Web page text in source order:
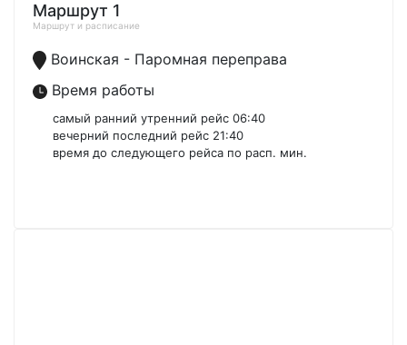
Маршрут 1
Маршрут и расписание
Воинская - Паромная переправа
Время работы
самый ранний утренний рейс 06:40
вечерний последний рейс 21:40
время до следующего рейса по расп. мин.